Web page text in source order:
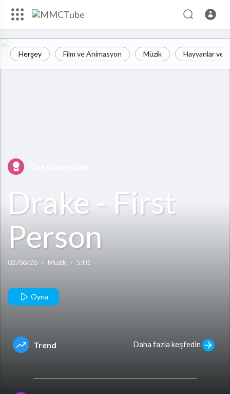
Herşey Film ve Animasyon Müzik Hayvanlar ve
Drake - First
Person
Shooter ft. J.
Cole
02/06/26 · Müzik · 5:01
Oyna
Trend Daha fazla keşfedin